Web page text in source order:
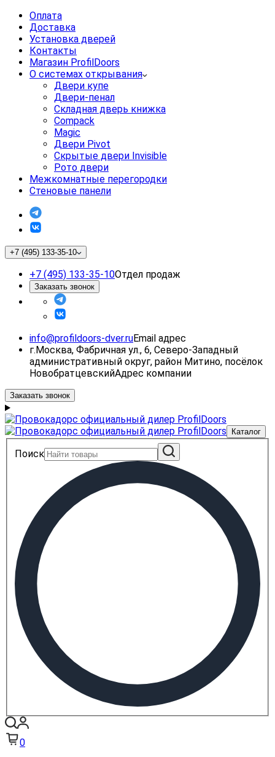
Оплата
Доставка
Установка дверей
Контакты
Магазин ProfilDoors
О системах открывания
Двери купе
Двери-пенал
Складная дверь книжка
Compack
Magic
Двери Pivot
Скрытые двери Invisible
Рото двери
Межкомнатные перегородки
Стеновые панели
+7 (495) 133-35-10
+7 (495) 133-35-10Отдел продаж
Заказать звонок
info@profildoors-dver.ruEmail адрес
г.Москва, Фабричная ул., 6, Северо-Западный
административный округ, район Митино, посёлок
НовобратцевскийАдрес компании
Заказать звонок
Каталог
Поиск
0